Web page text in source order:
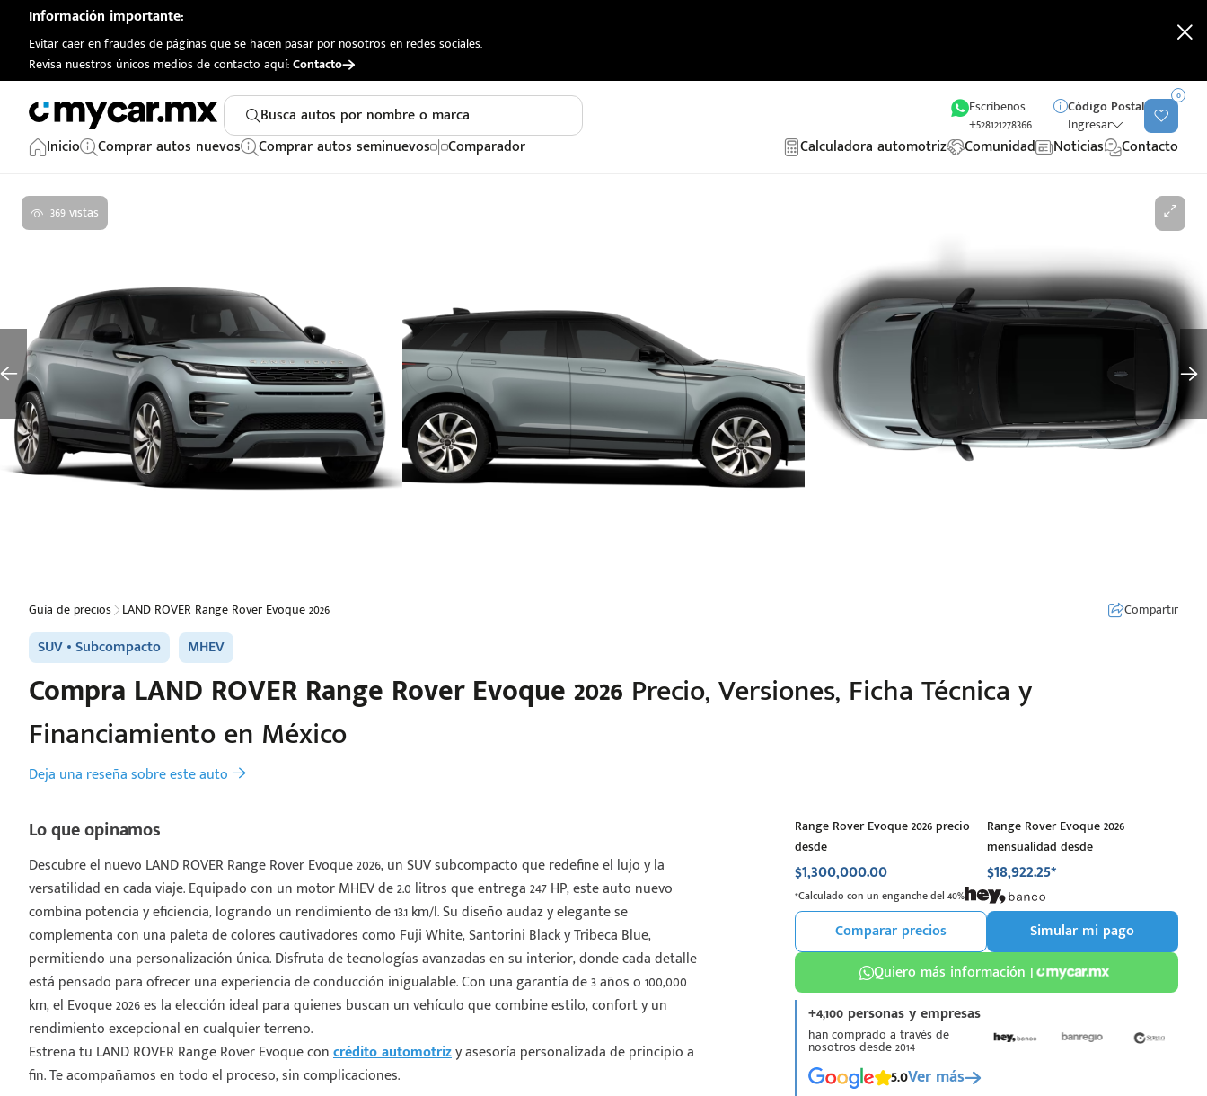
Información importante:
Evitar caer en fraudes de páginas que se hacen pasar por nosotros en redes sociales.
Revisa nuestros únicos medios de contacto aquí:Contacto
Busca autos por nombre o marca
Escríbenos
+528121278366
Código Postal
Ingresar
0
Inicio Comprar autos nuevos Comprar autos seminuevos Comparador Calculadora automotriz Comunidad Noticias Contacto
369 vistas
Guía de precios LAND ROVER Range Rover Evoque 2026 Compartir
SUV Subcompacto MHEV
Compra LAND ROVER Range Rover Evoque 2026 Precio, Versiones, Ficha Técnica y
Financiamiento en México
Deja una reseña sobre este auto
Lo que opinamos
Descubre el nuevo LAND ROVER Range Rover Evoque 2026, un SUV subcompacto que redefine el lujo y la
versatilidad en cada viaje. Equipado con un motor MHEV de 2.0 litros que entrega 247 HP, este auto nuevo
combina potencia y eficiencia, logrando un rendimiento de 13.1 km/l. Su diseño audaz y elegante se
complementa con una paleta de colores cautivadores como Fuji White, Santorini Black y Tribeca Blue,
permitiendo una personalización única. Disfruta de tecnologías avanzadas en su interior, donde cada detalle
está pensado para ofrecer una experiencia de conducción inigualable. Con una garantía de 3 años o 100,000
km, el Evoque 2026 es la elección ideal para quienes buscan un vehículo que combine estilo, confort y un
rendimiento excepcional en cualquier terreno.
Estrena tu LAND ROVER Range Rover Evoque concrédito automotrizy asesoría personalizada de principio a
fin. Te acompañamos en todo el proceso, sin complicaciones.
Range Rover Evoque 2026 precio
desde
$1,300,000.00
Range Rover Evoque 2026
mensualidad desde
$18,922.25*
*Calculado con un enganche del 40%
Comparar precios
Simular mi pago
Quiero más información |
+4,100 personas y empresas
han comprado a través de
nosotros desde 2014
5.0Ver más
¡Espera!
enviar tu cotización
conozcas nuestro
Análisis Personalizado
asesor te guiará
para que
la mejor desición.